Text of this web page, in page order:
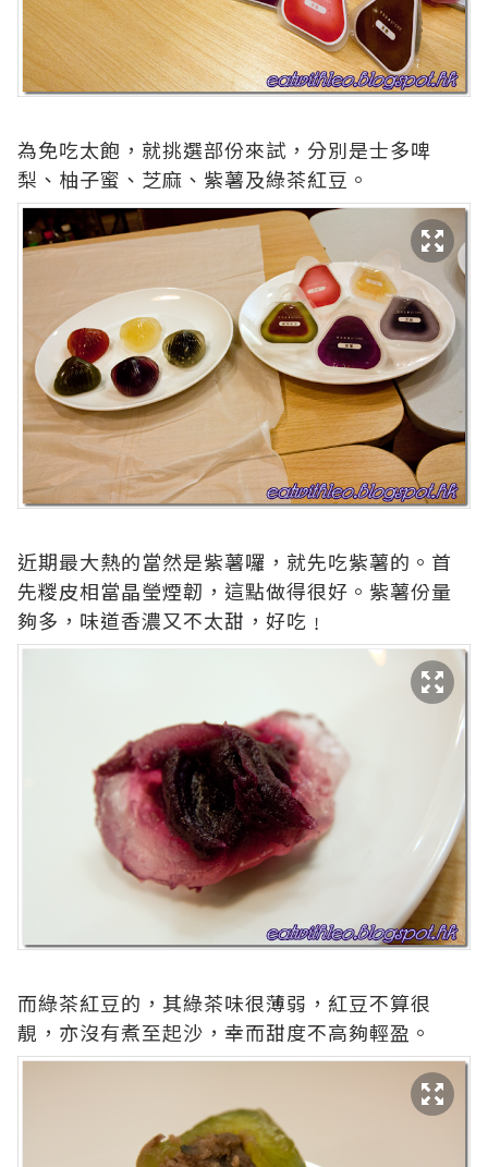
為免吃太飽，就挑選部份來試，分別是士多啤
梨、柚子蜜、芝麻、紫薯及綠茶紅豆。
近期最大熱的當然是紫薯囉，就先吃紫薯的。首
先糉皮相當晶瑩煙韌，這點做得很好。紫薯份量
夠多，味道香濃又不太甜，好吃﹗
而綠茶紅豆的，其綠茶味很薄弱，紅豆不算很
靚，亦沒有煮至起沙，幸而甜度不高夠輕盈。